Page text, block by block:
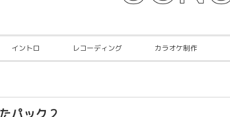
イントロ レコーディング カラオケ制作